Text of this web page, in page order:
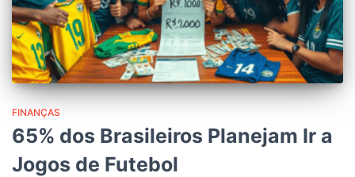
FINANÇAS
65% dos Brasileiros Planejam Ir a
Jogos de Futebol